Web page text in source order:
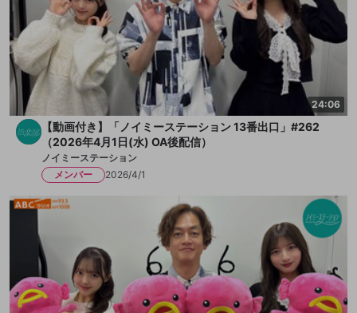
24:06
【動画付き】「ノイミーステーション 13番出口」#262
（2026年4月1日(水) OA後配信）
ノイミーステーション
メンバー
2026/4/1